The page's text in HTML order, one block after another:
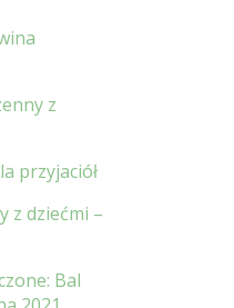
z
przyjaciół
z dziećmi –
Bal